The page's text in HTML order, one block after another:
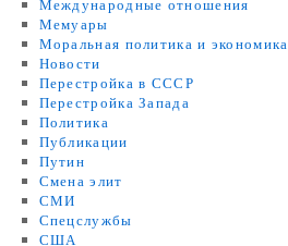
Международные отношения
Мемуары
Моральная политика и экономика
Новости
Перестройка в СССР
Перестройка Запада
Политика
Публикации
Путин
Смена элит
СМИ
Спецслужбы
США